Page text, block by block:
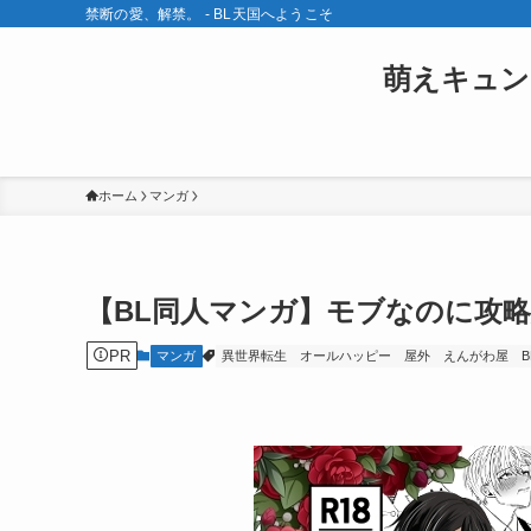
禁断の愛、解禁。 - BL天国へようこそ
萌えキュ
ホーム マンガ
【BL同人マンガ】モブなのに攻
PR マンガ 異世界転生 オールハッピー 屋外 えんがわ屋